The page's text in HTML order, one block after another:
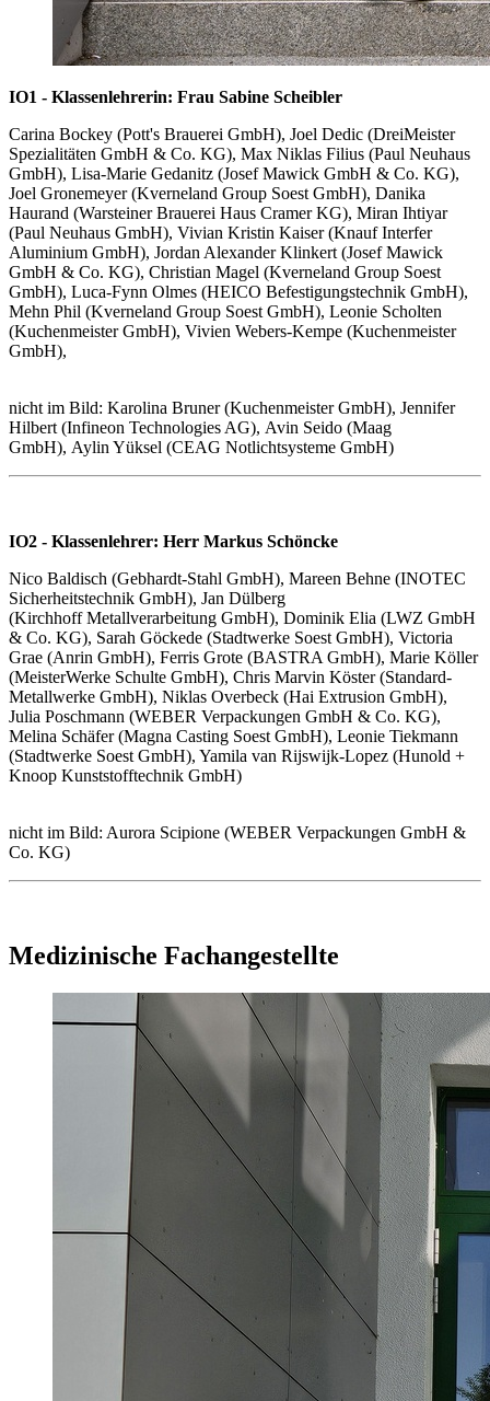
IO1 - Klassenlehrerin: Frau Sabine Scheibler
Carina Bockey (Pott's Brauerei GmbH), Joel Dedic (DreiMeister
Spezialitäten GmbH & Co. KG), Max Niklas Filius (Paul Neuhaus
GmbH), Lisa-Marie Gedanitz (Josef Mawick GmbH & Co. KG),
Joel Gronemeyer (Kverneland Group Soest GmbH), Danika
Haurand (Warsteiner Brauerei Haus Cramer KG), Miran Ihtiyar
(Paul Neuhaus GmbH), Vivian Kristin Kaiser (Knauf Interfer
Aluminium GmbH), Jordan Alexander Klinkert (Josef Mawick
GmbH & Co. KG), Christian Magel (Kverneland Group Soest
GmbH), Luca-Fynn Olmes (HEICO Befestigungstechnik GmbH),
Mehn Phil (Kverneland Group Soest GmbH), Leonie Scholten
(Kuchenmeister GmbH), Vivien Webers-Kempe (Kuchenmeister
GmbH),
nicht im Bild: Karolina Bruner (Kuchenmeister GmbH), Jennifer
Hilbert (Infineon Technologies AG), Avin Seido (Maag
GmbH), Aylin Yüksel (CEAG Notlichtsysteme GmbH)
IO2 - Klassenlehrer: Herr Markus Schöncke
Nico Baldisch (Gebhardt-Stahl GmbH), Mareen Behne (INOTEC
Sicherheitstechnik GmbH), Jan Dülberg
(Kirchhoff Metallverarbeitung GmbH), Dominik Elia (LWZ GmbH
& Co. KG), Sarah Göckede (Stadtwerke Soest GmbH), Victoria
Grae (Anrin GmbH), Ferris Grote (BASTRA GmbH), Marie Köller
(MeisterWerke Schulte GmbH), Chris Marvin Köster (Standard-
Metallwerke GmbH), Niklas Overbeck (Hai Extrusion GmbH),
Julia Poschmann (WEBER Verpackungen GmbH & Co. KG),
Melina Schäfer (Magna Casting Soest GmbH), Leonie Tiekmann
(Stadtwerke Soest GmbH), Yamila van Rijswijk-Lopez (Hunold +
Knoop Kunststofftechnik GmbH)
nicht im Bild: Aurora Scipione (WEBER Verpackungen GmbH &
Co. KG)
Medizinische Fachangestellte